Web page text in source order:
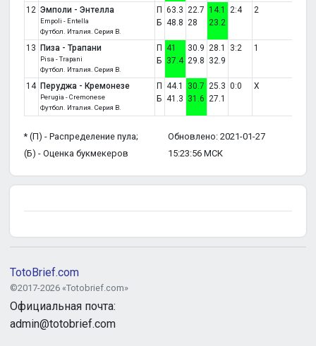
12 Эмполи - Энтелла
Empoli - Entella
Футбол. Италия. Серия B.
П
Б
63.3
48.8
22.7
28
14.1
23.2
2:4 2
13 Пиза - Трапани
Pisa - Trapani
Футбол. Италия. Серия B.
П
Б
41
37.4
30.9
29.8
28.1
32.9
3:2 1
14 Перуджа - Кремонезе
Perugia - Cremonese
Футбол. Италия. Серия B.
П
Б
44.1
41.3
30.7
31.6
25.3
27.1
0:0 X
* (П) - Распределение пула;
(Б) - Оценка букмекеров
Обновлено: 2021-01-27
15:23:56 МСК
TotoBrief.com
©2017-2026 «Totobrief.com»
Официальная почта:
admin@totobrief.com